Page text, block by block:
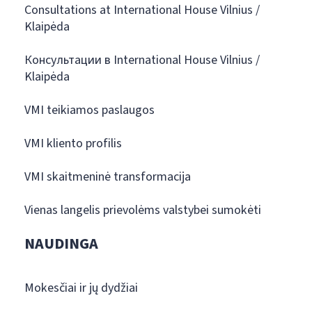
Consultations at International House Vilnius /
Klaipėda
Консультации в International House Vilnius /
Klaipėda
VMI teikiamos paslaugos
VMI kliento profilis
VMI skaitmeninė transformacija
Vienas langelis prievolėms valstybei sumokėti
NAUDINGA
Mokesčiai ir jų dydžiai